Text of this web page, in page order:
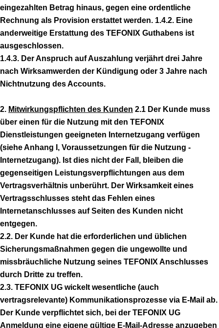
eingezahlten Betrag hinaus, gegen eine ordentliche
Rechnung als Provision erstattet werden. 1.4.2. Eine
anderweitige Erstattung des TEFONIX Guthabens ist
ausgeschlossen.
1.4.3. Der Anspruch auf Auszahlung verjährt drei Jahre
nach Wirksamwerden der Kündigung oder 3 Jahre nach
Nichtnutzung des Accounts.
2. Mitwirkungspflichten des Kunden 2.1 Der Kunde muss
über einen für die Nutzung mit den TEFONIX
Dienstleistungen geeigneten Internetzugang verfügen
(siehe Anhang I, Voraussetzungen für die Nutzung -
Internetzugang). Ist dies nicht der Fall, bleiben die
gegenseitigen Leistungsverpflichtungen aus dem
Vertragsverhältnis unberührt. Der Wirksamkeit eines
Vertragsschlusses steht das Fehlen eines
Internetanschlusses auf Seiten des Kunden nicht
entgegen.
2.2. Der Kunde hat die erforderlichen und üblichen
Sicherungsmaßnahmen gegen die ungewollte und
missbräuchliche Nutzung seines TEFONIX Anschlusses
durch Dritte zu treffen.
2.3. TEFONIX UG wickelt wesentliche (auch
vertragsrelevante) Kommunikationsprozesse via E-Mail ab.
Der Kunde verpflichtet sich, bei der TEFONIX UG
Anmeldung eine eigene gültige E-Mail-Adresse anzugeben